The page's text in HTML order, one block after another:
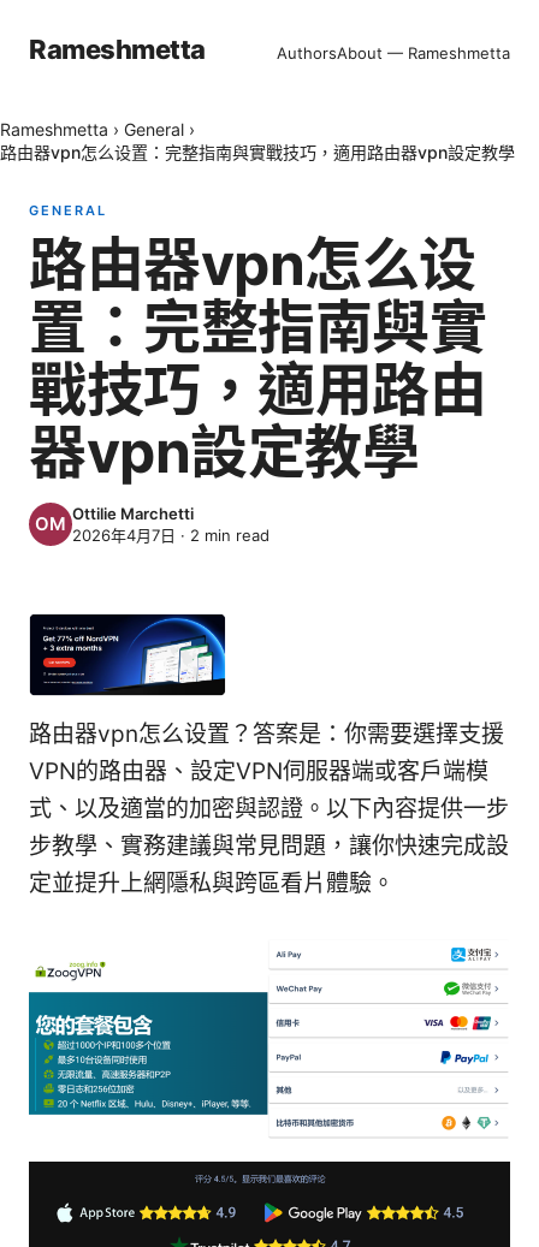
Rameshmetta AuthorsAbout — Rameshmetta
Rameshmetta › General ›
路由器vpn怎么设置：完整指南與實戰技巧，適用路由器vpn設定教學
GENERAL
路由器vpn怎么设
置：完整指南與實
戰技巧，適用路由
器vpn設定教學
Ottilie Marchetti
2026年4月7日 · 2 min read
路由器vpn怎么设置？答案是：你需要選擇支援
VPN的路由器、設定VPN伺服器端或客戶端模
式、以及適當的加密與認證。以下內容提供一步
步教學、實務建議與常見問題，讓你快速完成設
定並提升上網隱私與跨區看片體驗。